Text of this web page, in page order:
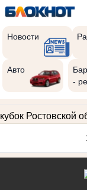
Новости
Авто
-
кубок Ростовской